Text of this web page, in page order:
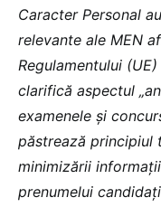
Caracter Personal
relevante ale MEN
Regulamentului
clarifică aspectul
examenele și
păstrează principiul
minimizării
prenumelui